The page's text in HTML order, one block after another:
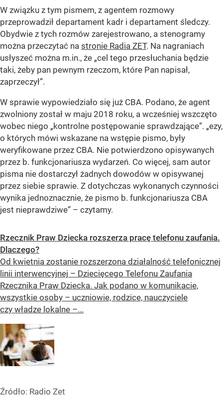
W związku z tym pismem, z agentem rozmowy
przeprowadził departament kadr i departament śledczy.
Obydwie z tych rozmów zarejestrowano, a stenogramy
można przeczytać na stronie Radia ZET. Na nagraniach
usłyszeć można m.in., że „cel tego przesłuchania będzie
taki, żeby pan pewnym rzeczom, które Pan napisał,
zaprzeczył”.
W sprawie wypowiedziało się już CBA. Podano, że agent
zwolniony został w maju 2018 roku, a wcześniej wszczęto
wobec niego „kontrolne postępowanie sprawdzające”. „ezy,
o których mówi wskazane na wstępie pismo, były
weryfikowane przez CBA. Nie potwierdzono opisywanych
przez b. funkcjonariusza wydarzeń. Co więcej, sam autor
pisma nie dostarczył żadnych dowodów w opisywanej
przez siebie sprawie. Z dotychczas wykonanych czynności
wynika jednoznacznie, że pismo b. funkcjonariusza CBA
jest nieprawdziwe” – czytamy.
Rzecznik Praw Dziecka rozszerza pracę telefonu zaufania.
Dlaczego?
Od kwietnia zostanie rozszerzona działalność telefonicznej
linii interwencyjnej – Dziecięcego Telefonu Zaufania
Rzecznika Praw Dziecka. Jak podano w komunikacie,
wszystkie osoby – uczniowie, rodzice, nauczyciele
czy władze lokalne –...
Źródło: Radio Zet